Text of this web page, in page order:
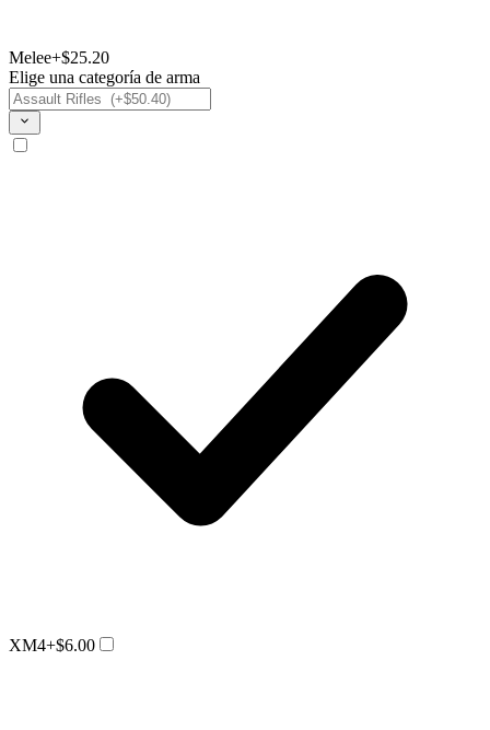
Melee+$25.20
Elige una categoría de arma
XM4+$6.00